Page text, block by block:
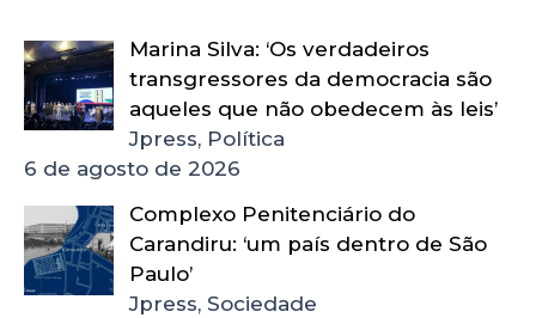
Marina Silva: ‘Os verdadeiros
transgressores da democracia são
aqueles que não obedecem às leis’
Jpress, Política
6 de agosto de 2026
Complexo Penitenciário do
Carandiru: ‘um país dentro de São
Paulo’
Jpress, Sociedade